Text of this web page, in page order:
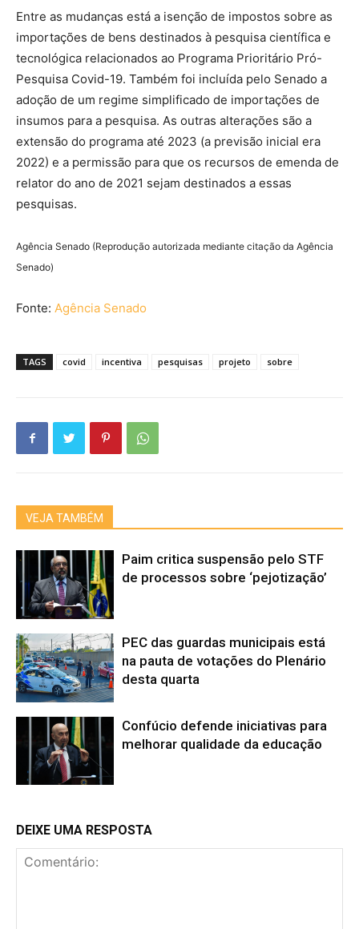
Entre as mudanças está a isenção de impostos sobre as
importações de bens destinados à pesquisa científica e
tecnológica relacionados ao Programa Prioritário Pró-
Pesquisa Covid-19. Também foi incluída pelo Senado a
adoção de um regime simplificado de importações de
insumos para a pesquisa. As outras alterações são a
extensão do programa até 2023 (a previsão inicial era
2022) e a permissão para que os recursos de emenda de
relator do ano de 2021 sejam destinados a essas
pesquisas.
Agência Senado (Reprodução autorizada mediante citação da Agência
Senado)
Fonte: Agência Senado
TAGS covid incentiva pesquisas projeto sobre
VEJA TAMBÉM
Paim critica suspensão pelo STF
de processos sobre ‘pejotização’
PEC das guardas municipais está
na pauta de votações do Plenário
desta quarta
Confúcio defende iniciativas para
melhorar qualidade da educação
DEIXE UMA RESPOSTA